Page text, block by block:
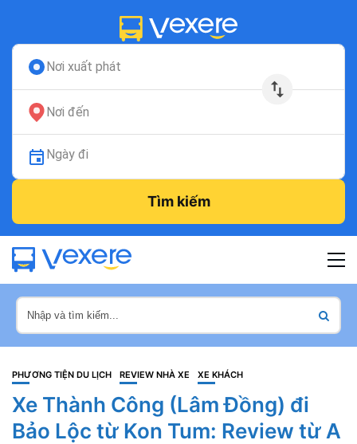
Nơi xuất phát
Nơi đến
Ngày đi
Tìm kiếm
PHƯƠNG TIỆN DU LỊCH REVIEW NHÀ XE XE KHÁCH
Xe Thành Công (Lâm Đồng) đi
Bảo Lộc từ Kon Tum: Review từ A